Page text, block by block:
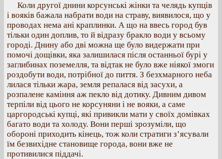
Коли другої днини корсунські жінки та челядь купців
і вояків бажала набрати води на страву, виявилося, що у
проводах нема ані краплинки. А що на ввесь город був
тільки один доплив, то й відразу бракло води у всьому
городі. Днину або дві можна ще було видержати при
помочі дощівки, яка залишилася після останньої бурі у
заглибинах поземелля, та відтак не було вже ніякої змоги
роздобути води, потрібної до пиття. З безхмарного неба
лилася тільки жара, земля репалася від засухи, а
розпалене каміння аж пекло від дотику. Дивним дивом
терпіли від цього не корсуняни і не вояки, а саме
царгородські купці, які привикли мати у своїх домівках
багато води та холоду. Вони перші зрозуміли, що
обороні приходить кінець, тож коли стратиги з’ясували
їм безвихідне становище города, вони вже не
противилися піддачі.